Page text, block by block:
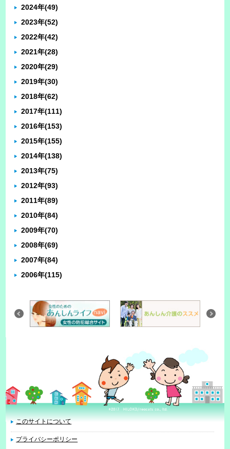
2024年(49)
2023年(52)
2022年(42)
2021年(28)
2020年(29)
2019年(30)
2018年(62)
2017年(111)
2016年(153)
2015年(155)
2014年(138)
2013年(75)
2012年(93)
2011年(89)
2010年(84)
2009年(70)
2008年(69)
2007年(84)
2006年(115)
このサイトについて
プライバシーポリシー